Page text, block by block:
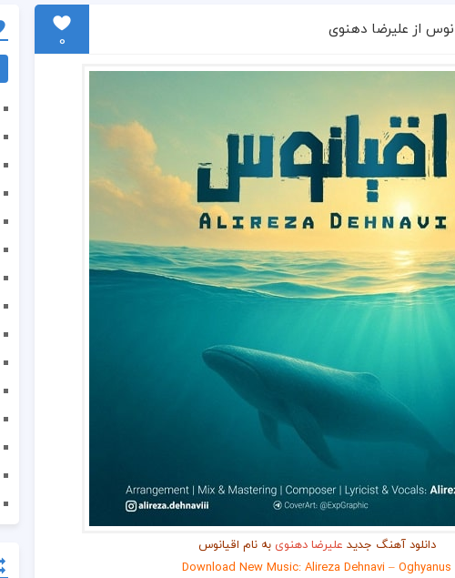
از علیرضا دهنوی
0
دانلود آهنگ جدید علیرضا دهنوی به نام اقیانوس
Download New Music: Alireza Dehnavi – Oghyanus